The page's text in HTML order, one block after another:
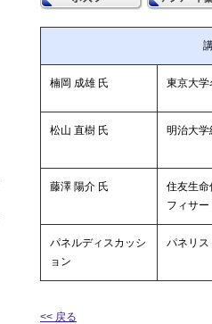
楠岡 成雄 氏 東京大学
松山 直樹 氏 明治大学
藤澤 陽介 氏
住友生命
フィサー
パネルディスカッシ
ョン
パネリス
<< 戻る